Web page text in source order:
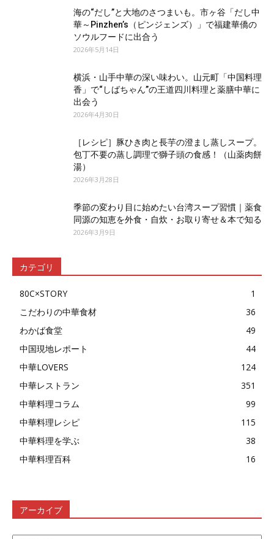
海の“だし”と大地のさつまいも。市ヶ谷「だし中
華～Pinzhen’s（ピンジェンズ）」で福建華僑の
ソウルフードに出合う
2026年5月14日
横浜・山手中華の深い味わい。山元町「中国料理
香」で“しばちゃん”の王道四川料理と薬膳中華に
出会う
2026年4月30日
［レシピ］豚ひき肉と長芋の澄まし蒸しスープ。
包丁不要の蒸し調理で獅子頭の食感！（山薬肉餅
湯）
2026年3月28日
季節の変わり目に始めたい台湾スープ習慣｜薬食
同源の知恵を外食・自炊・お取り寄せ＆本で知る
2026年3月9日
カテゴリ
80C×STORY
1
こだわりの中華食材
36
わかば食堂
49
中国現地レポート
44
中華LOVERS
124
中華レストラン
351
中華料理コラム
99
中華料理レシピ
115
中華料理を学ぶ
38
中華料理百科
16
アーカイブ
ア